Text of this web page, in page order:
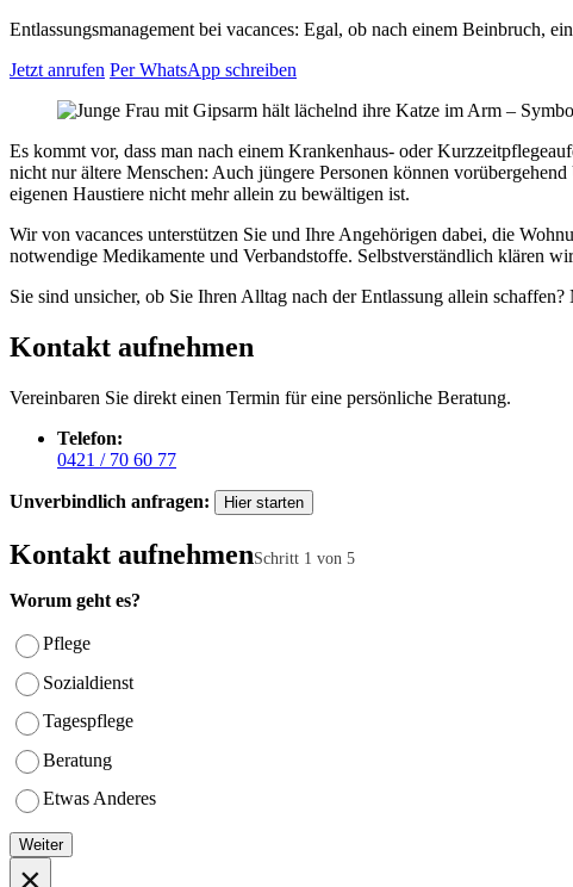
Entlassungsmanagement bei vacances: Egal, ob nach einem Beinbruch,
Jetzt anrufen Per WhatsApp schreiben
Es kommt vor, dass man nach einem Krankenhaus- oder
nicht nur ältere Menschen: Auch jüngere Personen können
eigenen Haustiere nicht mehr allein zu bewältigen ist.
Wir von vacances unterstützen Sie und Ihre Angehörigen dabei, die
notwendige Medikamente und Verbandstoffe. Selbstverständlich klären
Sie sind unsicher, ob Sie Ihren Alltag nach der Entlassung allein
Kontakt aufnehmen
Vereinbaren Sie direkt einen Termin für eine persönliche Beratung.
Telefon:
0421 / 70 60 77
Unverbindlich anfragen: Hier starten
Kontakt aufnehmenSchritt 1 von 5
Worum geht es?
Pflege
Sozialdienst
Tagespflege
Beratung
Etwas Anderes
Weiter